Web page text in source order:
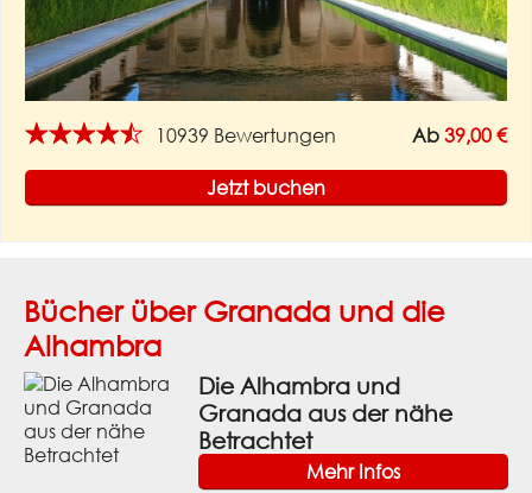
★★★★★ 10939 Bewertungen Ab 39,00 €
Jetzt buchen
Bücher über Granada und die
Alhambra
Die Alhambra und
Granada aus der nähe
Betrachtet
Mehr Infos